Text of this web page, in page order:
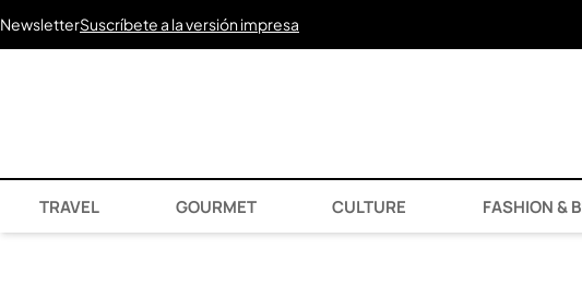
NewsletterSuscríbete a la versión impresa
TRAVEL GOURMET CULTURE FASHION &